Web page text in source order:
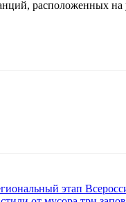
расположенных
этап